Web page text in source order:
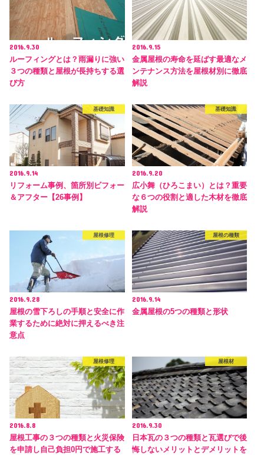
2016.9.30
ルーフィングとは？雨漏りに強い
３つの種類と屋根が長持ちする選
び方
2016.9.15
金属屋根の寿命を延ばす最適なメ
ンテナンス方法を屋根材別に徹底
解説
基礎知識
2016.9.14
リフォーム事例、箇所別ビフォー
＆アフター【26事例】
基礎知識
2016.9.20
広小舞（ひろこまい）とは？重要
な６つの役割と適した木材を徹底
解説
屋根修理
2016.9.28
屋根の雪下ろしの手順と安全に作
業するために絶対に押えるべき注
意点
屋根の種類
2016.9.14
金属屋根の5つの種類と形状
屋根修理
2016.8.8
屋根工事の３つの種類と火災保険
を申請し自己負担0円で施工する
屋根材
2016.9.30
日本瓦の３つの種類と瓦選びで後
悔しないメリットとデメリットを